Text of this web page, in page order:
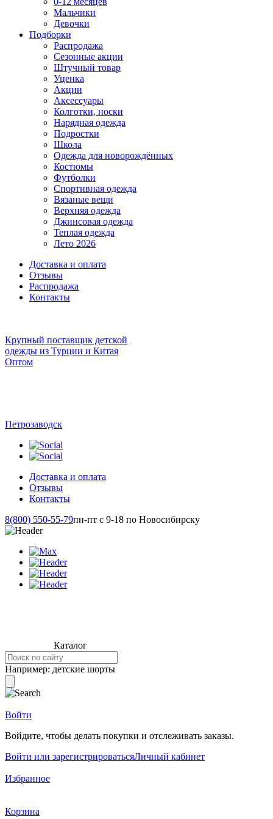
Мальчики
Девочки
Подборки
Распродажа
Сезонные акции
Штучный товар
Уценка
Акции
Аксессуары
Колготки, носки
Нарядная одежда
Подростки
Школа
Одежда для новорождённых
Костюмы
Футболки
Спортивная одежда
Вязаные вещи
Верхняя одежда
Джинсовая одежда
Теплая одежда
Лето 2026
Доставка и оплата
Отзывы
Распродажа
Контакты
Крупный поставщик детской
одежды из Турции и Китая
Оптом
Петрозаводск
Доставка и оплата
Отзывы
Контакты
8(800) 550-55-79пн-пт с 9-18 по Новосибирску
Каталог
Например: детские шорты
Войти
Войдите, чтобы делать покупки и отслеживать заказы.
Войти или зарегистрироватьсяЛичный кабинет
Избранное
Корзина